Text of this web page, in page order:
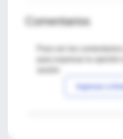
Comentarios
Para ver los
Ingresar a